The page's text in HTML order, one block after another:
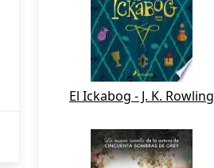
El Ickabog - J. K. Rowling